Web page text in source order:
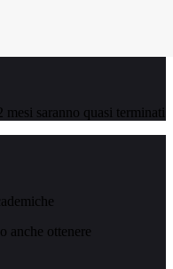
saranno quasi terminati
anche ottenere